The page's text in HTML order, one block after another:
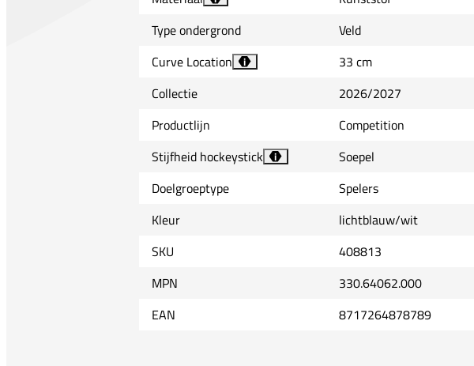
Type ondergrond
Veld
Curve Location
i
33 cm
Collectie
2026/2027
Productlijn
Competition
Stijfheid hockeystick
i
Soepel
Doelgroeptype
Spelers
Kleur
lichtblauw/wit
SKU
408813
MPN
330.64062.000
EAN
8717264878789